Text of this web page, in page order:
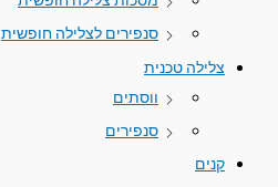
סנפירים לצלילה חופשית
צלילה טכנית
ווסתים
סנפירים
קנים